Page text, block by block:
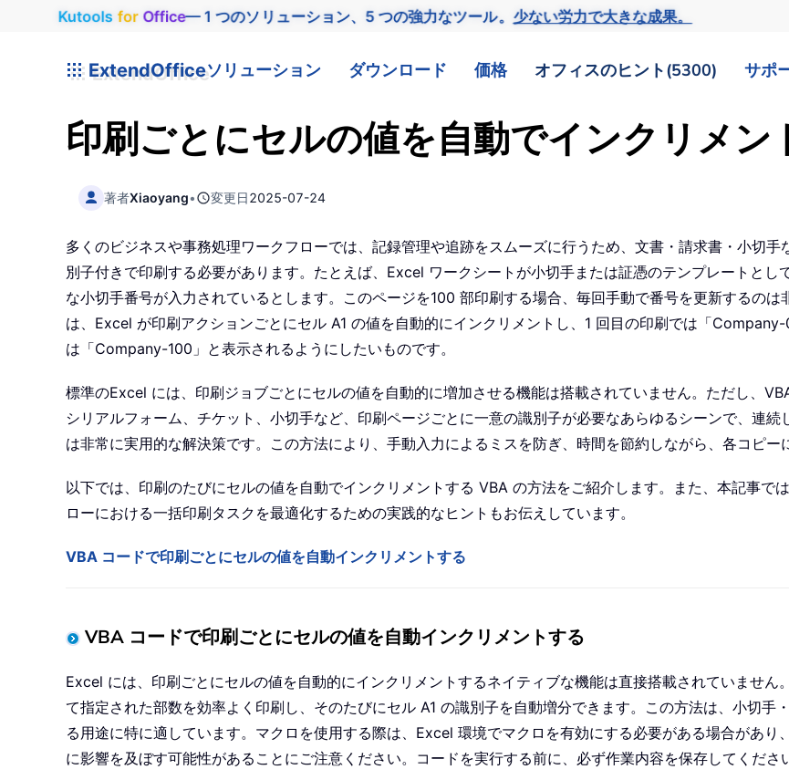
Kutools for Office— 1 つのソリューション、5 つの強力なツール。 少ない労力で大きな成果。
ExtendOfficeソリューション ダウンロード 価格 オフィスのヒント(5300) サポ
印刷ごとにセルの値を自動でインクリメン
著者Xiaoyang• 変更日2025-07-24
多くのビジネスや事務処理ワークフローでは、記録管理や追跡をスムーズに行うため、文書・請求書・小切
別子付きで印刷する必要があります。たとえば、Excel ワークシートが小切手または証憑のテンプレートと
な小切手番号が入力されているとします。このページを100 部印刷する場合、毎回手動で番号を更新するの
は、Excel が印刷アクションごとにセル A1 の値を自動的にインクリメントし、1 回目の印刷では「
は「Company-100」と表示されるようにしたいものです。
標準のExcel には、印刷ジョブごとにセルの値を自動的に増加させる機能は搭載されていません。ただし、
シリアルフォーム、チケット、小切手など、印刷ページごとに一意の識別子が必要なあらゆるシーンで、連
は非常に実用的な解決策です。この方法により、手動入力によるミスを防ぎ、時間を節約しながら、各コピー
以下では、印刷のたびにセルの値を自動でインクリメントする VBA の方法をご紹介します。また、本記事で
ローにおける一括印刷タスクを最適化するための実践的なヒントもお伝えしています。
VBA コードで印刷ごとにセルの値を自動インクリメントする
VBA コードで印刷ごとにセルの値を自動インクリメントする
Excel には、印刷ごとにセルの値を自動的にインクリメントするネイティブな機能は直接搭載されていませ
て指定された部数を効率よく印刷し、そのたびにセル A1 の識別子を自動増分できます。この方法は、小切手
る用途に特に適しています。マクロを使用する際は、Excel 環境でマクロを有効にする必要がある場合があ
に影響を及ぼす可能性があることにご注意ください。コードを実行する前に、必ず作業内容を保存してくださ